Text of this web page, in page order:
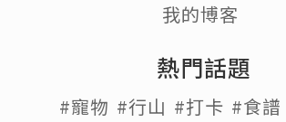
我的博客
熱門話題
#寵物 #行山 #打卡 #食譜